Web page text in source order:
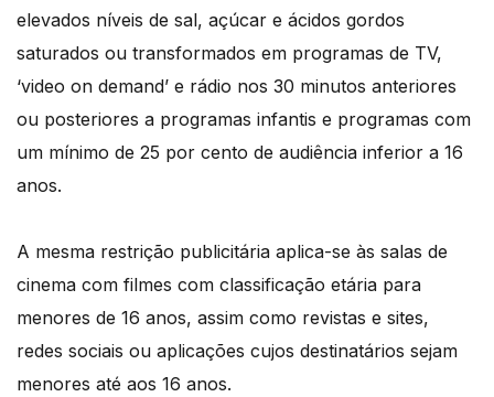
elevados níveis de sal, açúcar e ácidos gordos
saturados ou transformados em programas de TV,
‘video on demand’ e rádio nos 30 minutos anteriores
ou posteriores a programas infantis e programas com
um mínimo de 25 por cento de audiência inferior a 16
anos.
A mesma restrição publicitária aplica-se às salas de
cinema com filmes com classificação etária para
menores de 16 anos, assim como revistas e sites,
redes sociais ou aplicações cujos destinatários sejam
menores até aos 16 anos.